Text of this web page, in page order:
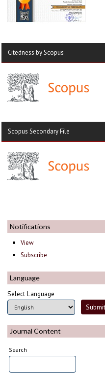
Citedness by Scopus
Scopus Secondary File
Notifications
View
Subscribe
Language
Select Language
Journal Content
Search